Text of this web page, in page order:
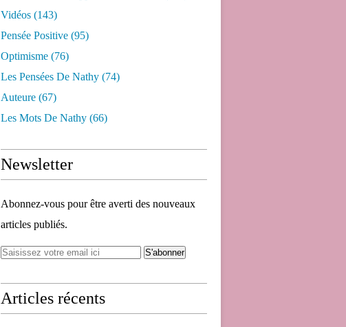
Vidéos (143)
Pensée Positive (95)
Optimisme (76)
Les Pensées De Nathy (74)
Auteure (67)
Les Mots De Nathy (66)
Newsletter
Abonnez-vous pour être averti des nouveaux
articles publiés.
Articles récents